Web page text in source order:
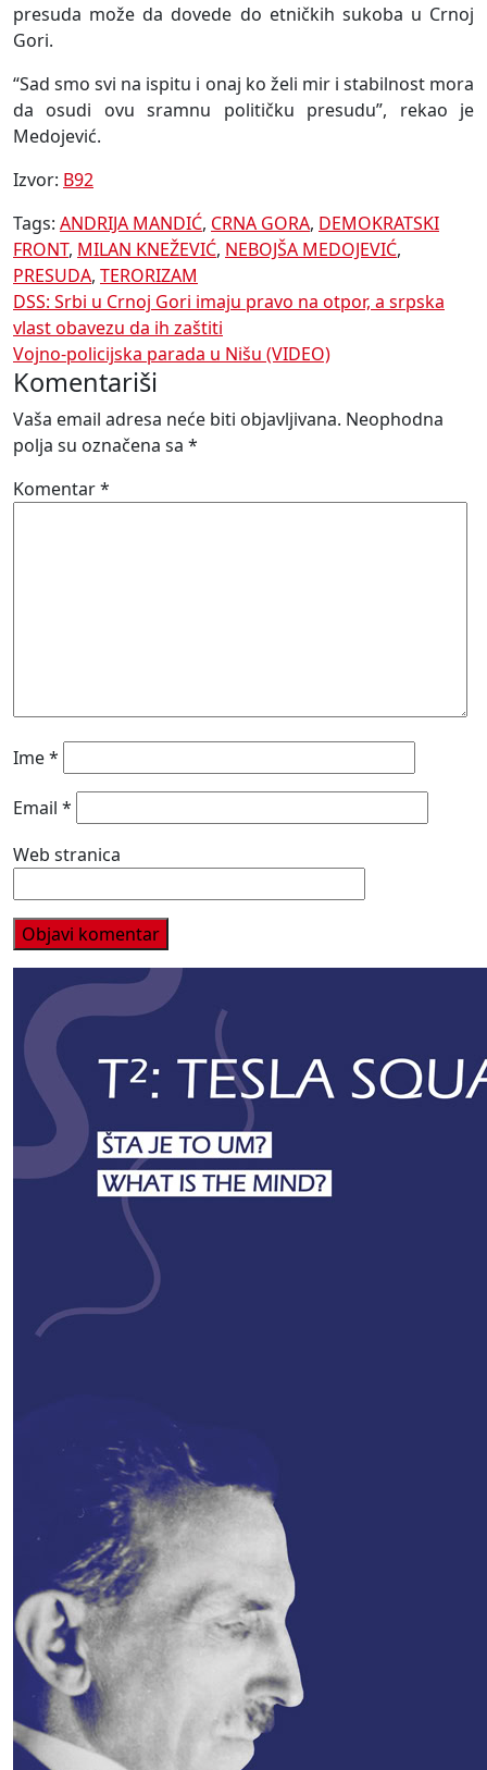
presuda može da dovede do etničkih sukoba u Crnoj
Gori.
“Sad smo svi na ispitu i onaj ko želi mir i stabilnost mora
da osudi ovu sramnu političku presudu”, rekao je
Medojević.
Izvor: B92
Tags: ANDRIJA MANDIĆ, CRNA GORA, DEMOKRATSKI
FRONT, MILAN KNEŽEVIĆ, NEBOJŠA MEDOJEVIĆ,
PRESUDA, TERORIZAM
Navigacija
članaka
DSS: Srbi u Crnoj Gori imaju pravo na otpor, a srpska
vlast obavezu da ih zaštiti
Vojno-policijska parada u Nišu (VIDEO)
Komentariši
Vaša email adresa neće biti objavljivana. Neophodna
polja su označena sa *
Komentar*
Ime*
Email *
Web stranica